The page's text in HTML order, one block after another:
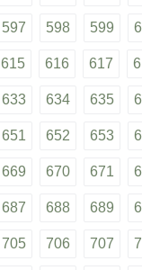
597 598 599
615 616 617
633 634 635
651 652 653
669 670 671
687 688 689
705 706 707